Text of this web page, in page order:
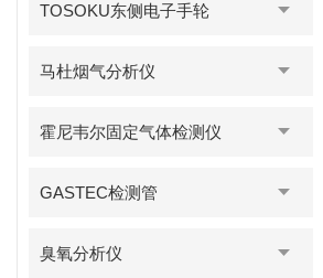
TOSOKU东侧电子手轮
马杜烟气分析仪
霍尼韦尔固定气体检测仪
GASTEC检测管
臭氧分析仪